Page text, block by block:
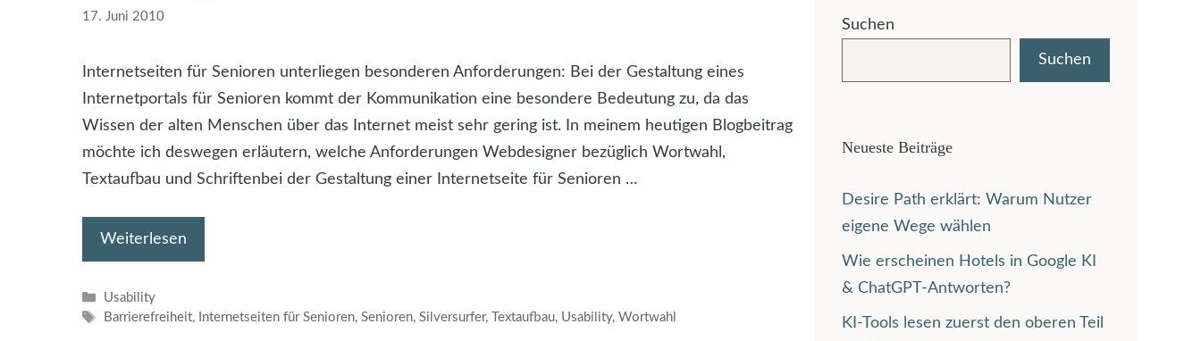
17. Juni 2010
Internetseiten für Senioren unterliegen besonderen Anforderungen: Bei der Gestaltung eines
Internetportals für Senioren kommt der Kommunikation eine besondere Bedeutung zu, da das
Wissen der alten Menschen über das Internet meist sehr gering ist. In meinem heutigen Blogbeitrag
möchte ich deswegen erläutern, welche Anforderungen Webdesigner bezüglich Wortwahl,
Textaufbau und Schriftenbei der Gestaltung einer Internetseite für Senioren …
Weiterlesen
Kategorien
Usability
Schlagwörter
Barrierefreiheit, Internetseiten für Senioren,Senioren,Silversurfer, Textaufbau, Usability, Wortwahl
Suchen
Suchen
Neueste Beiträge
Desire Path erklärt: Warum Nutzer
eigene Wege wählen
Wie erscheinen Hotels in Google KI
& ChatGPT-Antworten?
KI-Tools lesen zuerst den oberen Teil